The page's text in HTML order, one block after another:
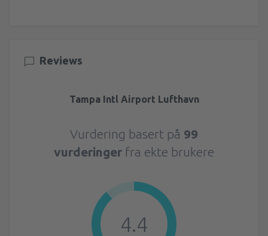
Reviews
Tampa Intl Airport Lufthavn
Vurdering basert på 99
vurderinger fra ekte brukere
4.4